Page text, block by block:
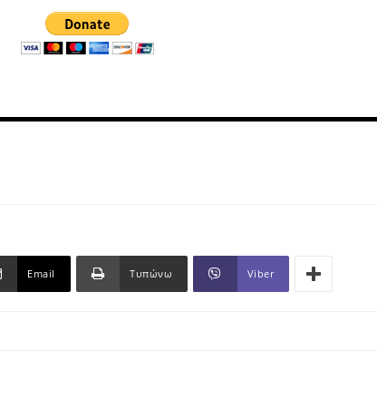
Email Τυπώνω Viber